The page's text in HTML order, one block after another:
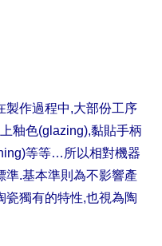
作過程中,大部份工序
釉色(glazing),黏貼手柄
等等…所以相對機器
準.基本準則為不影響產
瓷獨有的特性,也視為陶